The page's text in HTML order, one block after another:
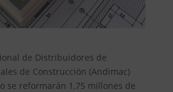
de Distribuidores de
de Construcción (Andimac)
se reformarán 1,75 millones de